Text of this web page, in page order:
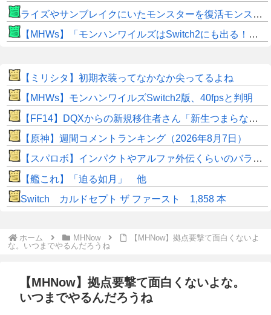
ライズやサンブレイクにいたモンスターを復活モンスターと呼ぶのはやめよう
【MHWs】「モンハンワイルズはSwitch2にも出る！」👈こいつにかけたい言葉ｗｗｗｗｗｗｗｗｗ
【ミリシタ】初期衣装ってなかなか尖ってるよね
【MHWs】モンハンワイルズSwitch2版、40fpsと判明
【FF14】DQXからの新規移住者さん「新生つまらないって聞いてたけど普通に面白くてワロタｗｗ」
【原神】週間コメントランキング（2026年8月7日）
【スパロボ】インパクトやアルファ外伝くらいのバランス求む！！ → インパクトも最終的にはコアブースターで雑魚は一撃で倒せてたけどね
【艦これ】「迫る如月」 他
Switch カルドセプト ザ ファースト 1,858 本
ホーム MHNow
【MHNow】拠点要撃て面白くないよ
な。いつまでやるんだろうね
【MHNow】拠点要撃て面白くないよな。
いつまでやるんだろうね